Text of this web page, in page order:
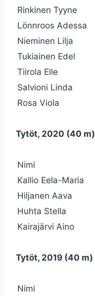
Rinkinen Tyyne
Lönnroos Adessa
Nieminen Lilja
Tukiainen Edel
Tiirola Elle
Salvioni Linda
Rosa Viola
Tytöt, 2020 (40 m)
Nimi
Kallio Eela-Maria
Hiljanen Aava
Huhta Stella
Kairajärvi Aino
Tytöt, 2019 (40 m)
Nimi